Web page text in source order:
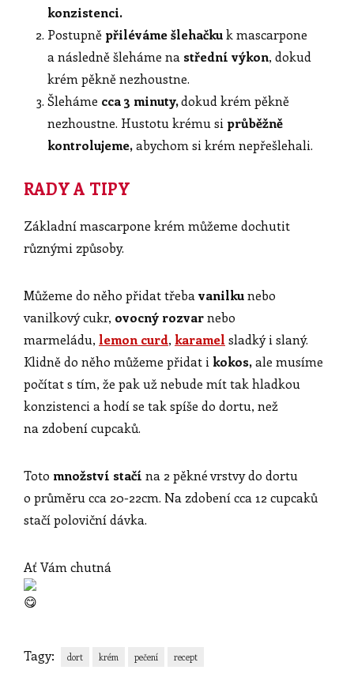
konzistenci.
Postupně přiléváme šlehačkuk mascarpone
a následně šleháme na střední výkon, dokud
krém pěkně nezhoustne.
Šleháme cca 3 minuty,dokud krém pěkně
nezhoustne. Hustotu krému si průběžně
kontrolujeme,abychom si krém nepřešlehali.
RADY A TIPY
Základní mascarpone krém můžeme dochutit
různými způsoby.
Můžeme do něho přidat třeba vanilkunebo
vanilkový cukr, ovocný rozvarnebo
marmeládu, lemon curd, karamel sladký i slaný.
Klidně do něho můžeme přidat i kokos,ale musíme
počítat s tím, že pak už nebude mít tak hladkou
konzistenci a hodí se tak spíše do dortu, než
na zdobení cupcaků.
Toto množství stačí na 2 pěkné vrstvy do dortu
o průměru cca 20-22cm. Na zdobení cca 12 cupcaků
stačí poloviční dávka.
Ať Vám chutná
Tagy: dort krém pečení recept